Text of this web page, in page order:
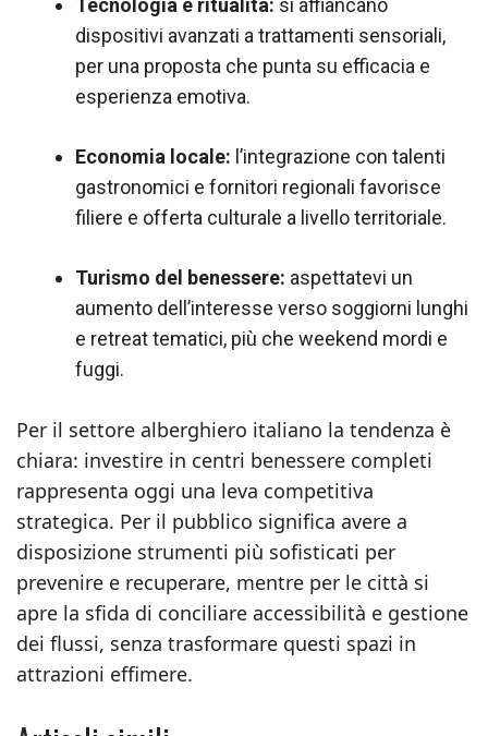
Tecnologia e ritualità: si affiancano
dispositivi avanzati a trattamenti sensoriali,
per una proposta che punta su efficacia e
esperienza emotiva.
Economia locale: l’integrazione con talenti
gastronomici e fornitori regionali favorisce
filiere e offerta culturale a livello territoriale.
Turismo del benessere: aspettatevi un
aumento dell’interesse verso soggiorni lunghi
e retreat tematici, più che weekend mordi e
fuggi.
Per il settore alberghiero italiano la tendenza è
chiara: investire in centri benessere completi
rappresenta oggi una leva competitiva
strategica. Per il pubblico significa avere a
disposizione strumenti più sofisticati per
prevenire e recuperare, mentre per le città si
apre la sfida di conciliare accessibilità e gestione
dei flussi, senza trasformare questi spazi in
attrazioni effimere.